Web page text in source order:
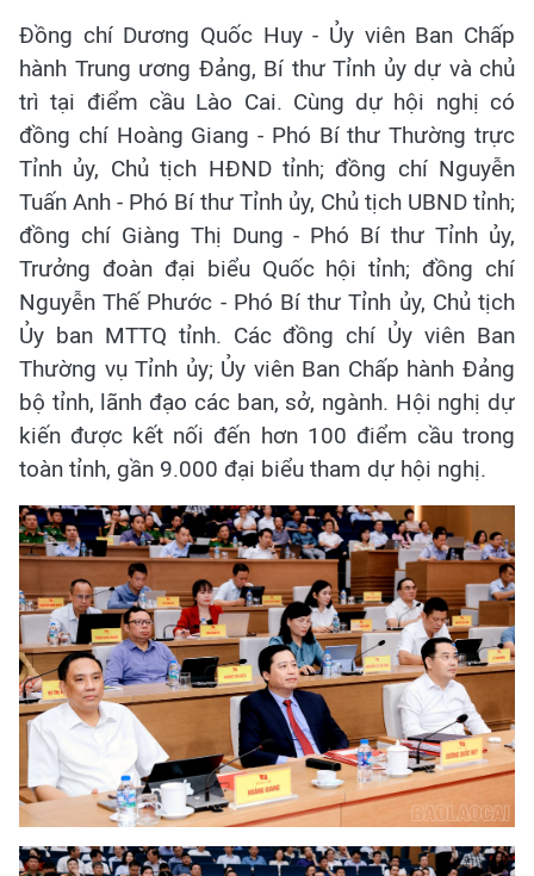
Đồng chí Dương Quốc Huy - Ủy viên Ban Chấp
hành Trung ương Đảng, Bí thư Tỉnh ủy dự và chủ
trì tại điểm cầu Lào Cai. Cùng dự hội nghị có
đồng chí Hoàng Giang - Phó Bí thư Thường trực
Tỉnh ủy, Chủ tịch HĐND tỉnh; đồng chí Nguyễn
Tuấn Anh - Phó Bí thư Tỉnh ủy, Chủ tịch UBND tỉnh;
đồng chí Giàng Thị Dung - Phó Bí thư Tỉnh ủy,
Trưởng đoàn đại biểu Quốc hội tỉnh; đồng chí
Nguyễn Thế Phước - Phó Bí thư Tỉnh ủy, Chủ tịch
Ủy ban MTTQ tỉnh. Các đồng chí Ủy viên Ban
Thường vụ Tỉnh ủy; Ủy viên Ban Chấp hành Đảng
bộ tỉnh, lãnh đạo các ban, sở, ngành. Hội nghị dự
kiến được kết nối đến hơn 100 điểm cầu trong
toàn tỉnh, gần 9.000 đại biểu tham dự hội nghị.